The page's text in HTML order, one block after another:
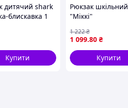
дитячий shark
блискавка 1
Bambi
Купити
Рюкзак шкільний
"Міккі"
1 099.80 ₴
1 222₴
Купити